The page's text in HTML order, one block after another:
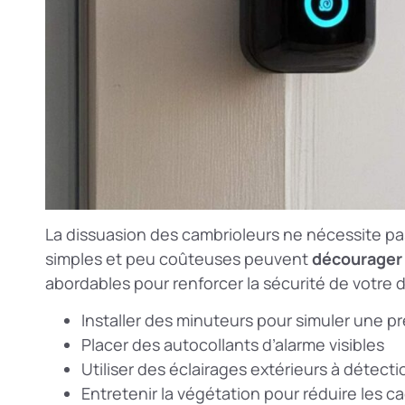
La dissuasion des cambrioleurs ne nécessite
simples et peu coûteuses peuvent
abordables pour renforcer la sécurité de votre
Installer des minuteurs pour simuler une
Placer des autocollants d’alarme visibles
Utiliser des éclairages extérieurs à
Entretenir la végétation pour réduire les